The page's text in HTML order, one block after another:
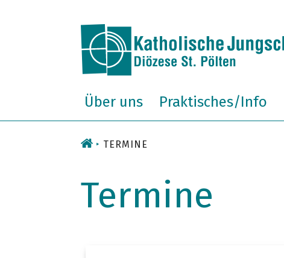
Über uns Praktisches/Info
TERMINE
Termine